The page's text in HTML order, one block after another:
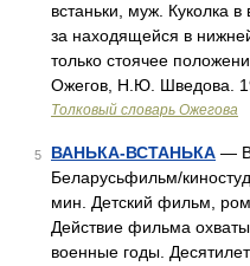
встаньки, муж. Куколка
за находящейся в
только стоячее
Ожегов, Н.Ю. Шведова.
Толковый словарь Ожегова
5 ВАНЬКА-ВСТАНЬКА —
Беларусьфильм/
мин. Детский фильм,
Действие фильма
военные годы.